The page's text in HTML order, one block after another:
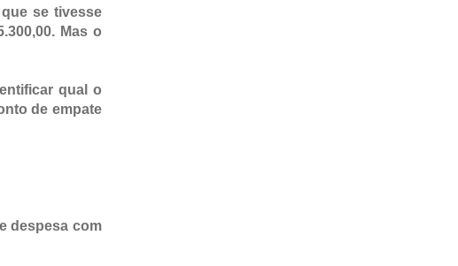
se tivesse
Mas o
qual o
de empate
despesa com